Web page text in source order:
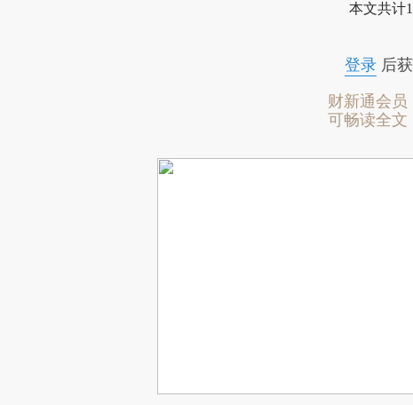
本文共计
登录后获
财新通会员
可畅读全文